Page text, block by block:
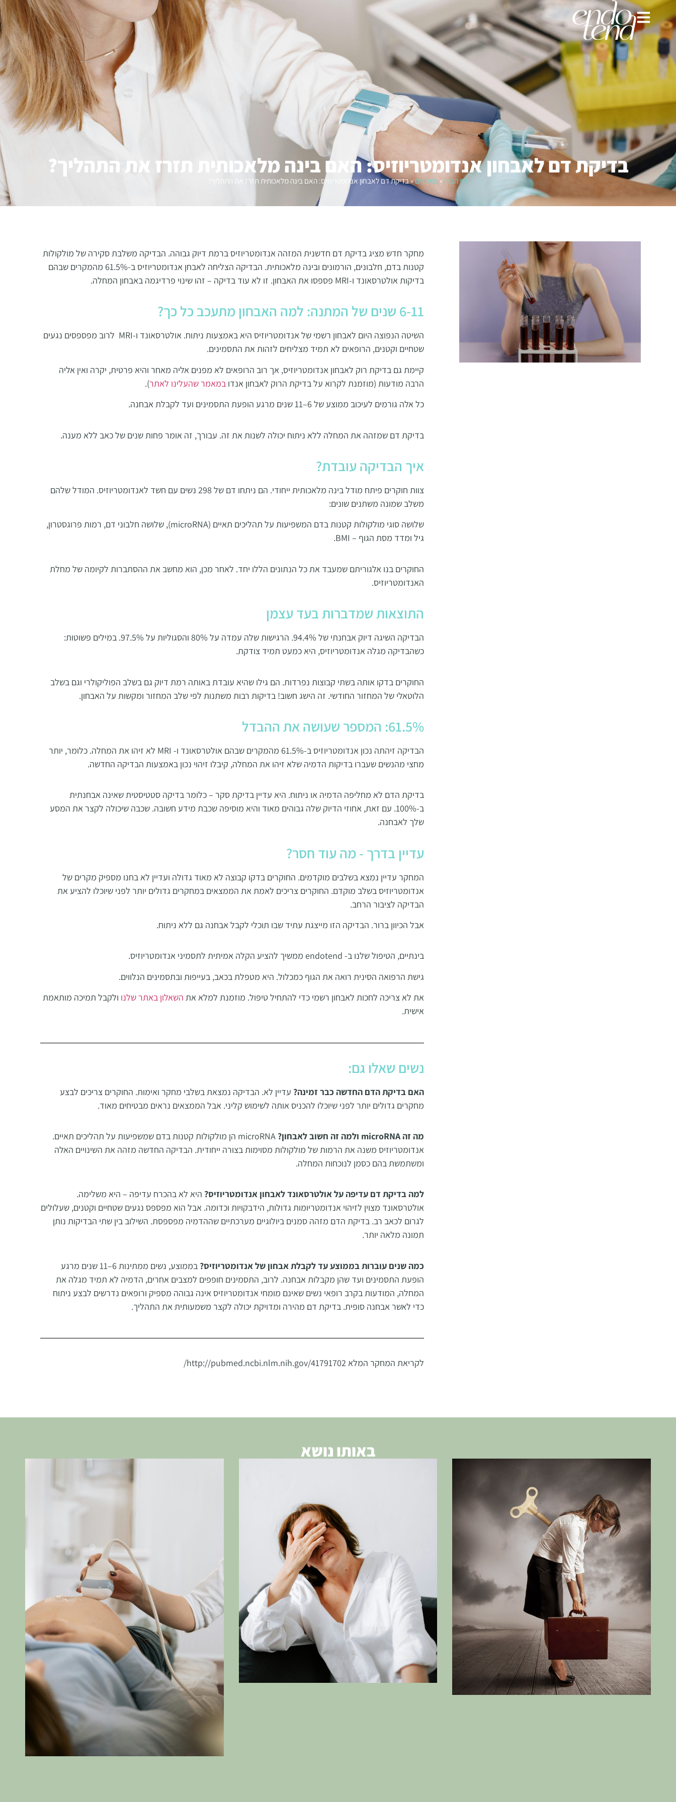
בדיקת דם לאבחון אנדומטריוזיס: האם בינה מלאכותית תזרז את התהליך?
דף הבית» מאמרים»בדיקת דם לאבחון אנדומטריוזיס: האם בינה מלאכותית תזרז את התהליך?
מחקר חדש מציג בדיקת דם חדשנית המזהה אנדומטריוזיס ברמת דיוק גבוהה. הבדיקה משלבת סקירה של מולקולות
קטנות בדם, חלבונים, הורמונים ובינה מלאכותית. הבדיקה הצליחה לאבחן אנדומטריוזיס ב-61.5% מהמקרים שבהם
בדיקות אולטרסאונד ו-MRI
פספסו את האבחון. זו לא עוד בדיקה – זהו שינוי פרדיגמה באבחון המחלה.
6-11 שנים של המתנה: למה האבחון מתעכב כל כך?
השיטה הנפוצה היום לאבחון רשמי של אנדומטריוזיס היא באמצעות ניתוח. אולטרסאונד ו-MRI לרוב מפספסים נגעים
שטחיים וקטנים, הרופאים לא תמיד מצליחים לזהות את התסמינים.
קיימת גם בדיקת רוק לאבחון אנדומטריוזיס, אך רוב הרופאים לא מפנים אליה מאחר והיא פרטית, יקרה ואין אליה
הרבה מודעות (מוזמנת לקרוא על בדיקת הרוק לאבחון אנדובמאמר שהעלינו לאתר).
כל אלה גורמים לעיכוב ממוצע של 6–11 שנים מרגע הופעת התסמינים ועד לקבלת אבחנה.
בדיקת דם שמזהה את המחלה ללא ניתוח יכולה לשנות את זה. עבורך, זה אומר פחות שנים של כאב ללא מענה.
איך הבדיקה עובדת?
צוות חוקרים פיתח מודל בינה מלאכותית ייחודי. הם ניתחו דם של 298 נשים עם חשד לאנדומטריוזיס. המודל שלהם
משלב שמונה משתנים שונים:
שלושה סוגי מולקולות קטנות בדם המשפיעות על תהליכים תאיים (microRNA),
שלושה חלבוני דם, רמות פרוגסטרון,
גיל ומדד מסת הגוף – BMI.
החוקרים בנו אלגוריתם שמעבד את כל הנתונים הללו יחד. לאחר מכן, הוא מחשב את ההסתברות לקיומה של מחלת
האנדומטריוזיס.
התוצאות שמדברות בעד עצמן
הבדיקה השיגה דיוק אבחנתי של 94.4%. הרגישות שלה עמדה על 80% והסגוליות על 97.5%.
במילים פשוטות:
כשהבדיקה מגלה אנדומטריוזיס, היא כמעט תמיד צודקת.
החוקרים בדקו אותה בשתי קבוצות נפרדות. הם גילו שהיא עובדת באותה רמת דיוק גם בשלב הפוליקולרי וגם בשלב
הלוטאלי של המחזור החודשי. זה הישג חשוב! בדיקות רבות משתנות לפי שלב המחזור ומקשות על האבחון.
61.5%: המספר שעושה את ההבדל
הבדיקה זיהתה נכון אנדומטריוזיס ב-61.5% מהמקרים שבהם אולטרסאונד ו- MRI
לא זיהו את המחלה. כלומר, יותר
מחצי מהנשים שעברו בדיקות הדמיה שלא זיהו את המחלה, קיבלו זיהוי נכון באמצעות הבדיקה החדשה.
בדיקת הדם לא מחליפה הדמיה או ניתוח. היא עדיין בדיקת סקר – כלומר בדיקה סטטיסטית שאינה אבחנתית
ב-100%. עם זאת, אחוזי הדיוק שלה גבוהים מאוד והיא מוסיפה שכבת מידע חשובה. שכבה שיכולה לקצר את המסע
שלך לאבחנה.
עדיין בדרך - מה עוד חסר?
המחקר עדיין נמצא בשלבים מוקדמים. החוקרים בדקו קבוצה לא מאוד גדולה ועדיין לא בחנו מספיק מקרים של
אנדומטריוזיס בשלב מוקדם. החוקרים צריכים לאמת את הממצאים במחקרים גדולים יותר לפני שיוכלו להציע את
הבדיקה לציבור הרחב.
אבל הכיוון ברור. הבדיקה הזו מייצגת עתיד שבו תוכלי לקבל אבחנה גם ללא ניתוח.
בינתיים, הטיפול שלנו ב- endotend
ממשיך להציע הקלה אמיתית לתסמיני אנדומטריוזיס.
גישת הרפואה הסינית רואה את הגוף כמכלול. היא מטפלת בכאב, בעייפות ובתסמינים הנלווים.
את לא צריכה לחכות לאבחון רשמי כדי להתחיל טיפול. מוזמנת למלא את השאלון באתר שלנו ולקבל תמיכה מותאמת
אישית.
נשים שאלו גם:
האם בדיקת הדם החדשה כבר זמינה? עדיין לא. הבדיקה נמצאת בשלבי מחקר ואימות. החוקרים צריכים לבצע
מחקרים גדולים יותר לפני שיוכלו להכניס אותה לשימוש קליני. אבל הממצאים נראים מבטיחים מאוד.
מה זה microRNA ולמה זה חשוב לאבחון? microRNA
הן מולקולות קטנות בדם שמשפיעות על תהליכים תאיים.
אנדומטריוזיס משנה את הרמות של מולקולות מסוימות בצורה ייחודית. הבדיקה החדשה מזהה את השינויים האלה
ומשתמשת בהם כסמן לנוכחות המחלה.
למה בדיקת דם עדיפה על אולטרסאונד לאבחון אנדומטריוזיס? היא לא בהכרח עדיפה – היא משלימה.
אולטרסאונד מצוין לזיהוי אנדומטריומות גדולות, הידבקויות וכדומה. אבל הוא מפספס נגעים שטחיים וקטנים, שעלולים
לגרום לכאב רב. בדיקת הדם מזהה סמנים ביולוגיים מערכתיים שההדמיה מפספסת. השילוב בין שתי הבדיקות נותן
תמונה מלאה יותר.
כמה שנים עוברות בממוצע עד לקבלת אבחון של אנדומטריוזיס?
בממוצע, נשים ממתינות 6–11 שנים מרגע
הופעת התסמינים ועד שהן מקבלות אבחנה. לרוב, התסמינים חופפים למצבים אחרים, הדמיה לא תמיד מגלה את
המחלה, המודעות בקרב רופאי נשים שאינם מומחי אנדומטריוזיס אינה גבוהה מספיק ורופאים נדרשים לבצע ניתוח
כדי לאשר אבחנה סופית. בדיקת דם מהירה ומדויקת יכולה לקצר משמעותית את התהליך.
לקריאת המחקר המלא http://pubmed.ncbi.nlm.nih.gov/41791702/
באותו נושא